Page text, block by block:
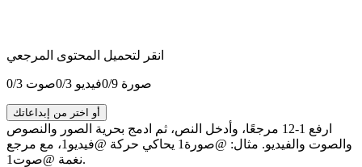
انقر لتحميل المحتوى المرجعي
صورة 0/9 فيديو 0/3 صوت 0/3
أو اختر من إبداعاتك
ارفع 1-12 مرجعًا، وأدخل النص، ثم ادمج بحرية الصور والنصوص
والصوت والفيديو. مثال: @صورة1 يحاكي حركة @فيديو1، مع مرجع
نغمة @صوت1.